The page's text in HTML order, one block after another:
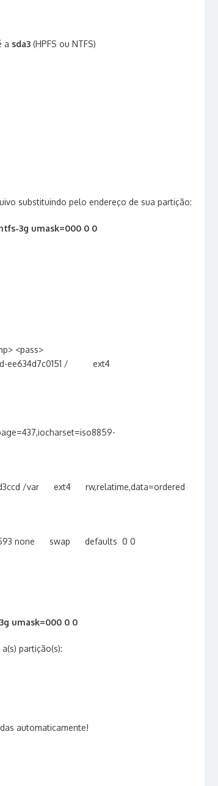
a sda3 (HPFS ou NTFS)
substituindo pelo endereço de sua partição:
3g umask=000 0 0
<pass>
ee634d7c0151 / ext4
/var ext4 rw,relatime,data=ordered
none swap defaults 0 0
umask=000 0 0
partição(s):
automaticamente!